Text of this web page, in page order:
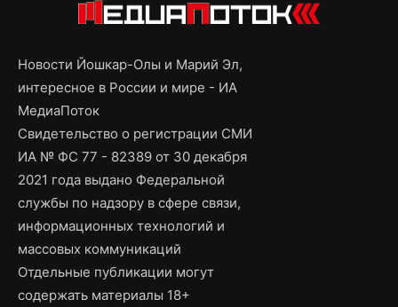
Новости Йошкар-Олы и Марий Эл,
интересное в России и мире - ИА
МедиаПоток
Свидетельство о регистрации СМИ
ИА № ФС 77 - 82389 от 30 декабря
2021 года выдано Федеральной
службы по надзору в сфере связи,
информационных технологий и
массовых коммуникаций
Отдельные публикации могут
содержать материалы 18+